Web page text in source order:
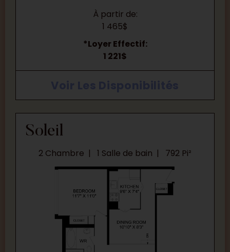
À partir de:
1 465$
*Loyer Effectif:
1 221$
Soleil
2 Chambre 1 Salle de bain 792 Pi²